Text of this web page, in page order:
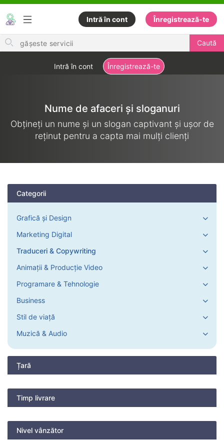
Intră în cont Înregistrează-te
Search
Caută
Intră în cont Înregistrează-te
Nume de afaceri și sloganuri
Obțineți un nume și un slogan captivant și ușor de
reținut pentru a capta mai mulți clienți
Categorii
Grafică și Design
Marketing Digital
Traduceri & Copywriting
Animații & Producție Video
Programare & Tehnologie
Business
Stil de viață
Muzică & Audio
Țară
Timp livrare
Nivel vânzător